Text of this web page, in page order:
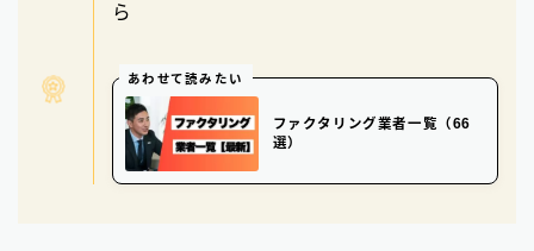
ら
あわせて読みたい
ファクタリング業者一覧（66
選）